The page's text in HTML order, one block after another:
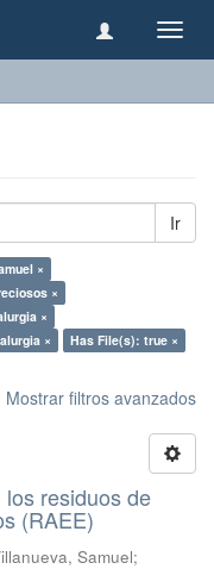
Ir
×
×
×
×
Has File(s): true ×
Mostrar filtros avanzados
residuos de
(RAEE)
Samuel;